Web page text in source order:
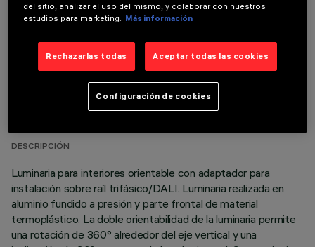
DATOS TÉCNICOS
ÚLTIMA ACTUALIZACIÓN: 06/08/2026
DESCRIPCIÓN
Luminaria para interiores orientable con adaptador para
instalación sobre raíl trifásico/DALI. Luminaria realizada en
aluminio fundido a presión y parte frontal de material
termoplástico. La doble orientabilidad de la luminaria permite
una rotación de 360° alrededor del eje vertical y una
del sitio, analizar el uso del mismo, y colaborar con nuestros
estudios para marketing. Más información
Rechazarlas todas Aceptar todas las cookies
Configuración de cookies